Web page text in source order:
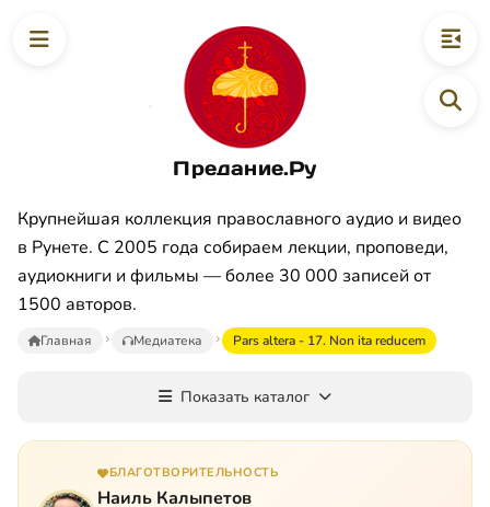
Предание.Ру
Крупнейшая коллекция православного аудио и видео
в Рунете. С 2005 года собираем лекции, проповеди,
аудиокниги и фильмы — более 30 000 записей от
1500 авторов.
Главная Медиатека Pars altera - 17. Non ita reducem
Показать каталог
БЛАГОТВОРИТЕЛЬНОСТЬ
Наиль Калыпетов